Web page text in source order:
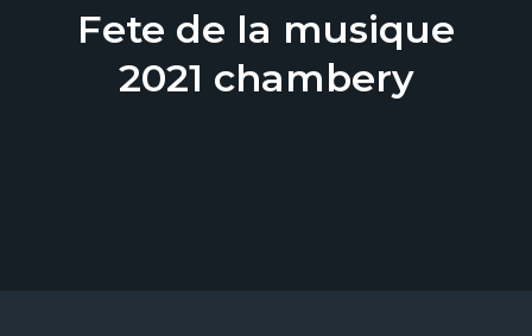
Fete de la musique
2021 chambery